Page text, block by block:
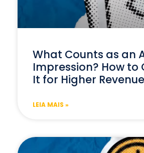
What Counts as an
Impression? How to
It for Higher Revenue
LEIA MAIS »